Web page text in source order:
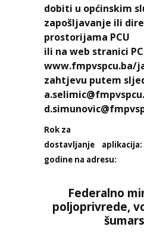
dobiti u općinskim
zapošljavanje ili
prostorijama PCU
ili na web stranici
www.fmpvspcu.ba/
zahtjevu putem
Rok za
dostavljanje
godine na adresu:
Federalno
poljoprivrede,